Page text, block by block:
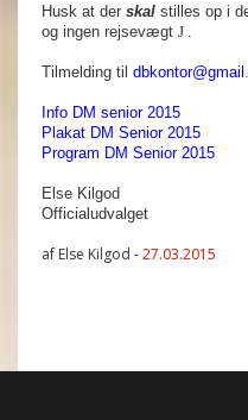
Husk at der skal stilles op i
og ingen rejsevægt J .
Tilmelding til dbkontor@gmail .
Info DM senior 2015
Plakat DM Senior 2015
Program DM Senior 2015
Else Kilgod
Officialudvalget
af Else Kilgod -27.03.2015